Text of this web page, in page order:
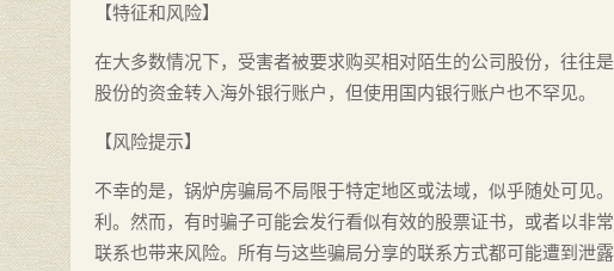
【特征和风险】
在大多数情况下，受害者被要求购买相对陌生的公司股份，往往
股份的资金转入海外银行账户，但使用国内银行账户也不罕见。
【风险提示】
不幸的是，锅炉房骗局不局限于特定地区或法域，似乎随处可见
利。然而，有时骗子可能会发行看似有效的股票证书，或者以非
联系也带来风险。所有与这些骗局分享的联系方式都可能遭到泄